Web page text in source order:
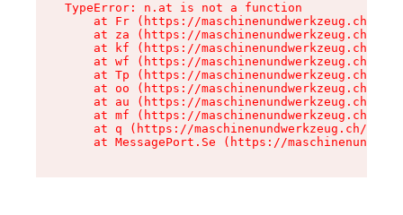
TypeError: n.at is not a function
at Fr (https://maschinenundwerkzeug.ch/
at za (https://maschinenundwerkzeug.ch/
at kf (https://maschinenundwerkzeug.ch/
at wf (https://maschinenundwerkzeug.ch/
at Tp (https://maschinenundwerkzeug.ch/
at oo (https://maschinenundwerkzeug.ch/
at au (https://maschinenundwerkzeug.ch/
at mf (https://maschinenundwerkzeug.ch/
at q (https://maschinenundwerkzeug.ch/
at MessagePort.Se (https://